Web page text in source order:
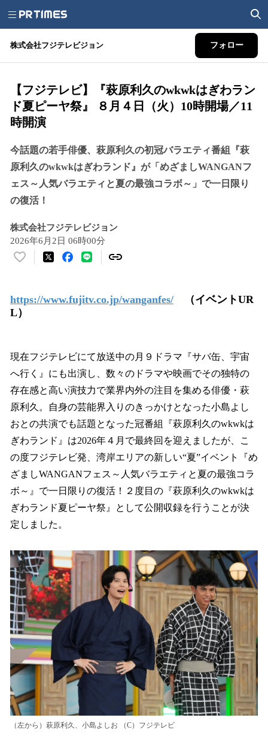
株式会社フジテレビジョン フォロー
【フジテレビ】『萩原利久のwkwkはぎわラン
ド夏ピーヤ祭』 ８月４日（火）10時開場／11
時開演
今話題の若手俳優、萩原利久の初冠バラエティ番組『萩
原利久のwkwkはぎわランド』が「めざましWANGANフ
ェス～人気バラエティと夏の最強コラボ～」で一日限り
の復活！
株式会社フジテレビジョン
2026年6月2日 06時00分
い
！
数
み
込
み
中
で
す
https://www.fujitv.co.jp/wanganfes/ （イベントUR
L）
現在フジテレビにて放送中の月９ドラマ『サバ缶、宇宙
へ行く』にも出演し、数々のドラマや映画でその独特の
存在感と高い演技力で業界内外の注目を集める俳優・萩
原利久。自身の芸能界入りのきっかけとなった小島よし
おとの共演でも話題となった冠番組『萩原利久のwkwkは
ぎわランド』は2026年４月で最終回を迎えましたが、こ
の度フジテレビ発、湾岸エリアの新しい“夏”イベント『め
ざましWANGANフェス～人気バラエティと夏の最強コラ
ボ～』で一日限りの復活！２度目の『萩原利久のwkwkは
ぎわランド夏ピーヤ祭』として公開収録を行うことが決
定しました。
（左から）萩原利久、小島よしお （C）フジテレビ